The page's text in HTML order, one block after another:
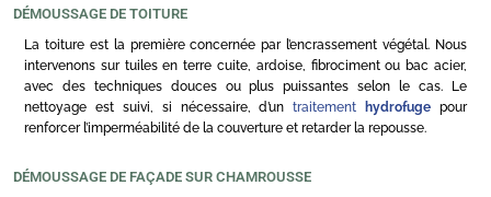
DÉMOUSSAGE DE TOITURE
La toiture est la première concernée par l’encrassement végétal. Nous
intervenons sur tuiles en terre cuite, ardoise, fibrociment ou bac acier,
avec des techniques douces ou plus puissantes selon le cas. Le
nettoyage est suivi, si nécessaire, d’untraitement hydrofuge pour
renforcer l’imperméabilité de la couverture et retarder la repousse.
DÉMOUSSAGE DE FAÇADE SUR CHAMROUSSE